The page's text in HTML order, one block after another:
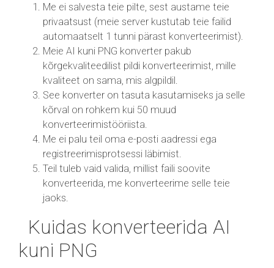
Me ei salvesta teie pilte, sest austame teie
privaatsust (meie server kustutab teie failid
automaatselt 1 tunni pärast konverteerimist).
Meie AI kuni PNG konverter pakub
kõrgekvaliteedilist pildi konverteerimist, mille
kvaliteet on sama, mis algpildil.
See konverter on tasuta kasutamiseks ja selle
kõrval on rohkem kui 50 muud
konverteerimistööriista.
Me ei palu teil oma e-posti aadressi ega
registreerimisprotsessi läbimist.
Teil tuleb vaid valida, millist faili soovite
konverteerida, me konverteerime selle teie
jaoks.
Kuidas konverteerida AI
kuni PNG